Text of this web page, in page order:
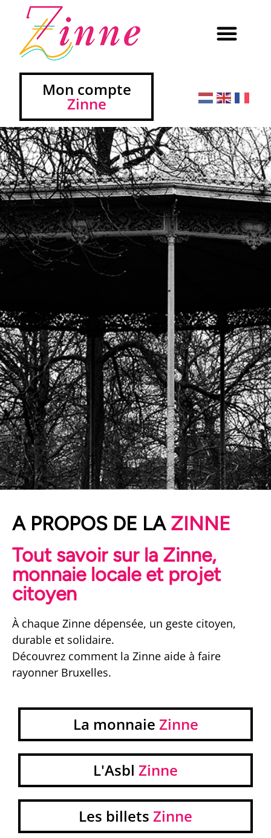
Mon compte
Zinne
ÉCONOMISTE
sans lire un seul powerpoint
A PROPOS DE LA ZINNE
Tout savoir sur la Zinne,
monnaie locale et projet
citoyen
À chaque Zinne dépensée, un geste citoyen,
durable et solidaire.
Découvrez comment la Zinne aide à faire
rayonner Bruxelles.
La monnaie Zinne
L'Asbl Zinne
Les billets Zinne